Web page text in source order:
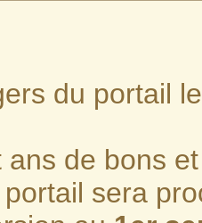
du portail
ans de bons
sera